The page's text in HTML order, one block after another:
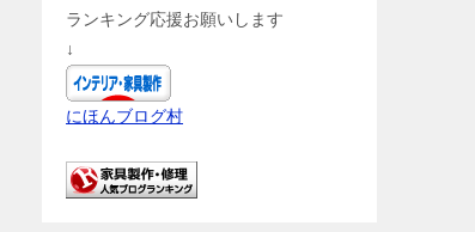
ランキング応援お願いします
↓
にほんブログ村